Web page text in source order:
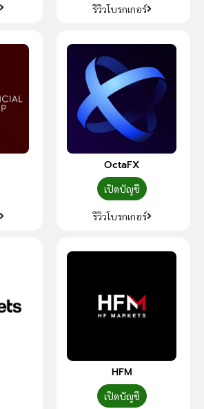
รีวิวโบรกเกอร์
OctaFX
เปิดบัญชี
รีวิวโบรกเกอร์
HFM
เปิดบัญชี